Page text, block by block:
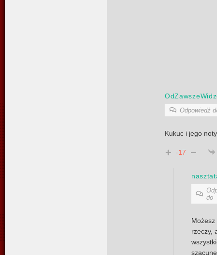
Odpowiedź
Kukuc i jego
-17
do
rzeczy,